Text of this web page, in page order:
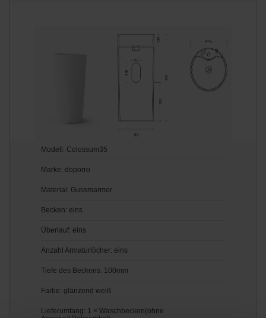
Modell: Colossum35
Marke: doporro
Material: Gussmarmor
Becken: eins
Überlauf: eins
Anzahl Armaturlöcher: eins
Tiefe des Beckens: 100mm
Farbe: glänzend weiß
Lieferumfang: 1 × Waschbecken(ohne